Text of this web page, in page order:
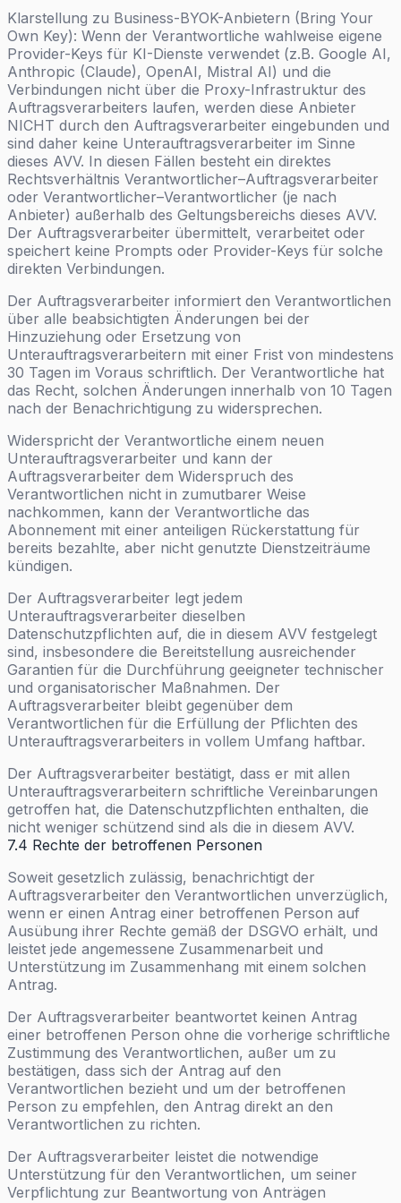
Klarstellung zu Business-BYOK-Anbietern (Bring Your
Own Key): Wenn der Verantwortliche wahlweise eigene
Provider-Keys für KI-Dienste verwendet (z.B. Google AI,
Anthropic (Claude), OpenAI, Mistral AI) und die
Verbindungen nicht über die Proxy-Infrastruktur des
Auftragsverarbeiters laufen, werden diese Anbieter
NICHT durch den Auftragsverarbeiter eingebunden und
sind daher keine Unterauftragsverarbeiter im Sinne
dieses AVV. In diesen Fällen besteht ein direktes
Rechtsverhältnis Verantwortlicher–Auftragsverarbeiter
oder Verantwortlicher–Verantwortlicher (je nach
Anbieter) außerhalb des Geltungsbereichs dieses AVV.
Der Auftragsverarbeiter übermittelt, verarbeitet oder
speichert keine Prompts oder Provider-Keys für solche
direkten Verbindungen.
Der Auftragsverarbeiter informiert den Verantwortlichen
über alle beabsichtigten Änderungen bei der
Hinzuziehung oder Ersetzung von
Unterauftragsverarbeitern mit einer Frist von mindestens
30 Tagen im Voraus schriftlich. Der Verantwortliche hat
das Recht, solchen Änderungen innerhalb von 10 Tagen
nach der Benachrichtigung zu widersprechen.
Widerspricht der Verantwortliche einem neuen
Unterauftragsverarbeiter und kann der
Auftragsverarbeiter dem Widerspruch des
Verantwortlichen nicht in zumutbarer Weise
nachkommen, kann der Verantwortliche das
Abonnement mit einer anteiligen Rückerstattung für
bereits bezahlte, aber nicht genutzte Dienstzeiträume
kündigen.
Der Auftragsverarbeiter legt jedem
Unterauftragsverarbeiter dieselben
Datenschutzpflichten auf, die in diesem AVV festgelegt
sind, insbesondere die Bereitstellung ausreichender
Garantien für die Durchführung geeigneter technischer
und organisatorischer Maßnahmen. Der
Auftragsverarbeiter bleibt gegenüber dem
Verantwortlichen für die Erfüllung der Pflichten des
Unterauftragsverarbeiters in vollem Umfang haftbar.
Der Auftragsverarbeiter bestätigt, dass er mit allen
Unterauftragsverarbeitern schriftliche Vereinbarungen
getroffen hat, die Datenschutzpflichten enthalten, die
nicht weniger schützend sind als die in diesem AVV.
7.4 Rechte der betroffenen Personen
Soweit gesetzlich zulässig, benachrichtigt der
Auftragsverarbeiter den Verantwortlichen unverzüglich,
wenn er einen Antrag einer betroffenen Person auf
Ausübung ihrer Rechte gemäß der DSGVO erhält, und
leistet jede angemessene Zusammenarbeit und
Unterstützung im Zusammenhang mit einem solchen
Antrag.
Der Auftragsverarbeiter beantwortet keinen Antrag
einer betroffenen Person ohne die vorherige schriftliche
Zustimmung des Verantwortlichen, außer um zu
bestätigen, dass sich der Antrag auf den
Verantwortlichen bezieht und um der betroffenen
Person zu empfehlen, den Antrag direkt an den
Verantwortlichen zu richten.
Der Auftragsverarbeiter leistet die notwendige
Unterstützung für den Verantwortlichen, um seiner
Verpflichtung zur Beantwortung von Anträgen